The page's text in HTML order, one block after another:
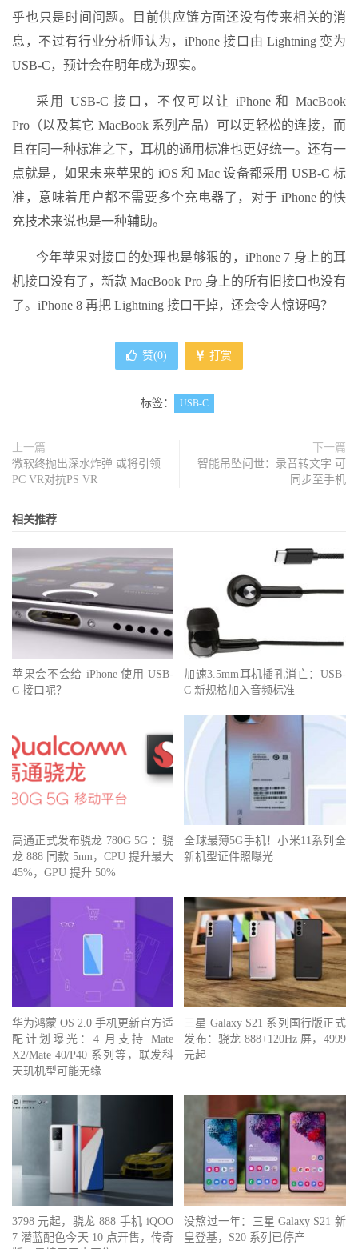
乎也只是时间问题。目前供应链方面还没有传来相关的消
息，不过有行业分析师认为，iPhone 接口由 Lightning 变为
USB-C，预计会在明年成为现实。
采用 USB-C 接口，不仅可以让 iPhone 和 MacBook
Pro（以及其它 MacBook 系列产品）可以更轻松的连接，而
且在同一种标准之下，耳机的通用标准也更好统一。还有一
点就是，如果未来苹果的 iOS 和 Mac 设备都采用 USB-C 标
准，意味着用户都不需要多个充电器了，对于 iPhone 的快
充技术来说也是一种辅助。
今年苹果对接口的处理也是够狠的，iPhone 7 身上的耳
机接口没有了，新款 MacBook Pro 身上的所有旧接口也没有
了。iPhone 8 再把 Lightning 接口干掉，还会令人惊讶吗？
赞(0) 打赏
标签： USB-C
上一篇
微软终抛出深水炸弹 或将引领
PC VR对抗PS VR
下一篇
智能吊坠问世：录音转文字 可
同步至手机
相关推荐
苹果会不会给 iPhone 使用 USB-
C 接口呢？
加速3.5mm耳机插孔消亡：USB-
C 新规格加入音频标准
高通正式发布骁龙 780G 5G ：骁
龙 888 同款 5nm，CPU 提升最大
45%，GPU 提升 50%
全球最薄5G手机！小米11系列全
新机型证件照曝光
华为鸿蒙 OS 2.0 手机更新官方适
配计划曝光：4 月支持 Mate
X2/Mate 40/P40 系列等，联发科
天玑机型可能无缘
三星 Galaxy S21 系列国行版正式
发布：骁龙 888+120Hz 屏，4999
元起
3798 元起，骁龙 888 手机 iQOO
7 潜蓝配色今天 10 点开售，传奇
没熬过一年：三星 Galaxy S21 新
皇登基，S20 系列已停产